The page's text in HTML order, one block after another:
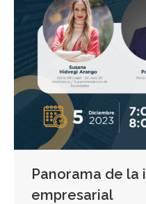
Panorama de la
empresarial